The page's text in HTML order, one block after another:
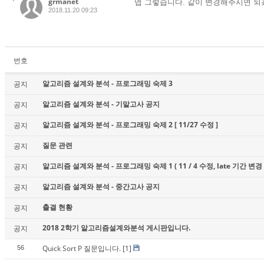
2018.11.20 09:23
넵 그렇습니다. 같이 변경해주시면 되
번호
공지 알고리즘 설계와 분석 - 프로그래밍 숙제 3
공지 알고리즘 설계와 분석 - 기말고사 공지
공지 알고리즘 설계와 분석 - 프로그래밍 숙제 2 [ 11/27 수정 ]
공지 질문 관련
공지 알고리즘 설계와 분석 - 프로그래밍 숙제 1 ( 11 / 4 수정, late 기간 변경
공지 알고리즘 설계와 분석 - 중간고사 공지
공지 출결 현황
공지 2018 2학기 알고리즘설계와분석 게시판입니다.
56 Quick Sort P 질문입니다. [1]